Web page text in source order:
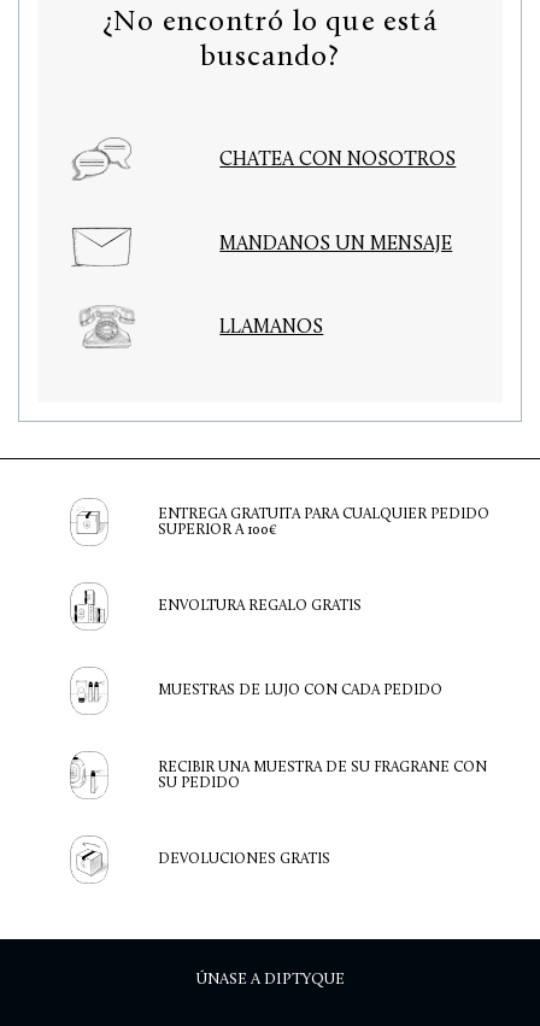
¿No encontró lo que está
buscando?
CHATEA CON NOSOTROS
MANDANOS UN MENSAJE
LLAMANOS
ENTREGA GRATUITA PARA CUALQUIER PEDIDO
SUPERIOR A 100€
ENVOLTURA REGALO GRATIS
MUESTRAS DE LUJO CON CADA PEDIDO
RECIBIR UNA MUESTRA DE SU FRAGRANE CON
SU PEDIDO
DEVOLUCIONES GRATIS
ÚNASE A DIPTYQUE